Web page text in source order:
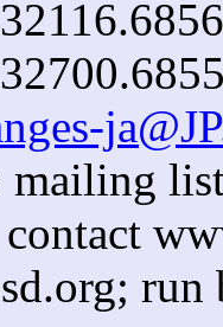
mailing